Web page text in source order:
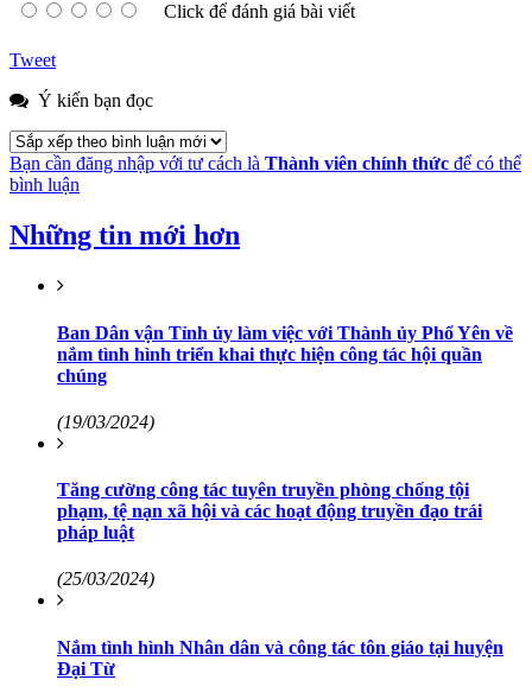
Click để đánh giá bài viết
Tweet
Ý kiến bạn đọc
Bạn cần đăng nhập với tư cách là Thành viên chính thức để có thể
bình luận
Những tin mới hơn
Ban Dân vận Tỉnh ủy làm việc với Thành ủy Phổ Yên về
nắm tình hình triển khai thực hiện công tác hội quần
chúng
(19/03/2024)
Tăng cường công tác tuyên truyền phòng chống tội
phạm, tệ nạn xã hội và các hoạt động truyền đạo trái
pháp luật
(25/03/2024)
Nắm tình hình Nhân dân và công tác tôn giáo tại huyện
Đại Từ